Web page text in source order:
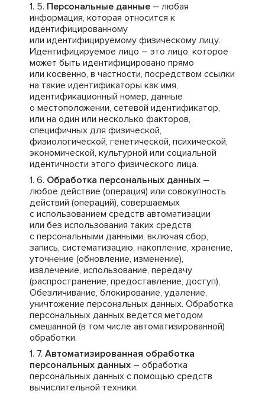
Персональные данные – любая
информация, которая относится к
идентифицированному
или идентифицируемому физическому лицу.
Идентифицируемое лицо – это лицо, которое
может быть идентифицировано прямо
или косвенно, в частности, посредством ссылки
на такие идентификаторы как имя,
идентификационный номер, данные
о местоположении, сетевой идентификатор,
или на один или несколько факторов,
специфичных для физической,
физиологической, генетической, психической,
экономической, культурной или социальной
идентичности этого физического лица.
Обработка персональных данных –
любое действие (операция) или совокупность
действий (операций), совершаемых
с использованием средств автоматизации
или без использования таких средств
с персональными данными, включая сбор,
запись, систематизацию, накопление, хранение,
уточнение (обновление, изменение),
извлечение, использование, передачу
(распространение, предоставление, доступ),
Обезличивание, блокирование, удаление,
уничтожение персональных данных. Обработка
персональных данных ведется методом
смешанной (в том числе автоматизированной)
обработки.
Автоматизированная обработка
персональных данных – обработка
персональных данных с помощью средств
вычислительной техники.